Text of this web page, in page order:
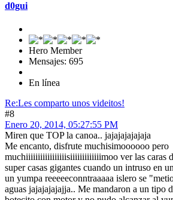
d0gui
Hero Member
Mensajes: 695
En línea
Re:Les comparto unos videitos!
#8
Enero 20, 2014, 05:27:55 PM
Miren que TOP la canoa.. jajajajajajaja
Me encanto, disfrute muchisimoooooo pero
muchiiiiiiiiiiiiiiiiisiiiiiiiiiiiiimoo ver las caras
super casas gigantes cuando un intruso en
un yumpa reeeeeconntraaaaa islero se
aguas jajajajajajja.. Me mandaron a un tipo